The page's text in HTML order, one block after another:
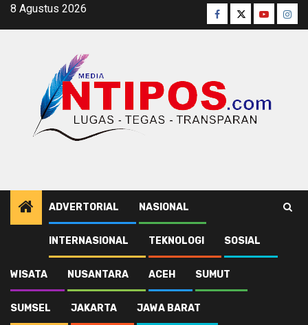
Skip8 Agustus 2026 Facebook
TwitterYoutube
ADVERTORIAL NASIONAL
INTERNASIONAL TEKNOLOGI SOSIAL
WISATA NUSANTARA ACEH SUMUT
SUMSEL JAKARTA JAWA BARAT
Komplek PJKA
Komplek PJKA